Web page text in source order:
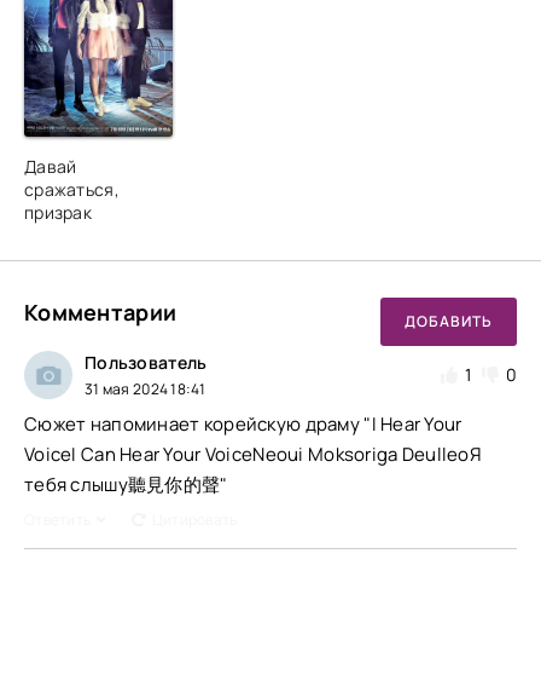
Давай
сражаться,
призрак
Комментарии ДОБАВИТЬ
Пользователь
31 мая 2024 18:41
1 0
Сюжет напоминает корейскую драму "I Hear Your
VoiceI Can Hear Your VoiceNeoui Moksoriga DeulleoЯ
тебя слышу聽見你的聲"